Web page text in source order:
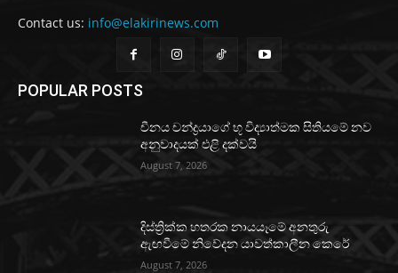
Contact us: info@elakirinews.com
POPULAR POSTS
චීනය චන්ද්‍රයාගේ භූ විද්‍යාත්මක සිතියමේ නව
අනුවාදයක් එළි දක්වයි
August 7, 2026
දිස්ත්‍රික්ක හතරක නායයෑමේ අනතුරු
ඇඟවීමේ නිවේදන යාවත්කාලීන කෙරේ
August 7, 2026